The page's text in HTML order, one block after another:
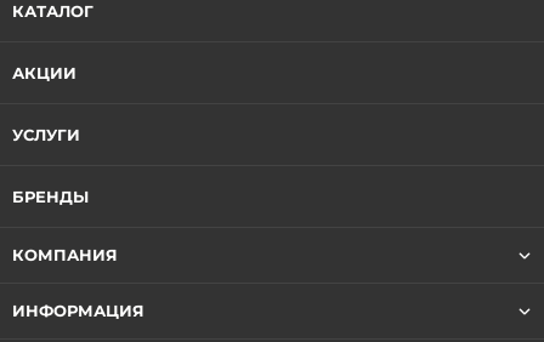
КАТАЛОГ
АКЦИИ
УСЛУГИ
БРЕНДЫ
КОМПАНИЯ
ИНФОРМАЦИЯ